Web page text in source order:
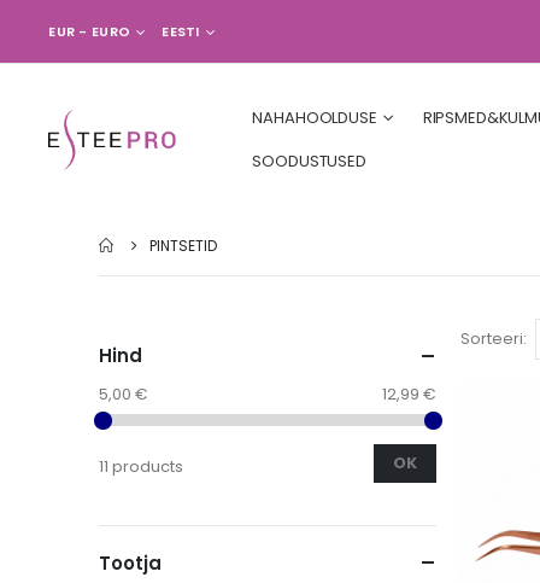
VALUUTA
EUR - EURO LANGUAGE
EESTI
NAHAHOOLDUSE
SOODUSTUSED
PINTSETID
Sorteeri
Hind
5,00 € 12,99 €
11 products OK
Tootja